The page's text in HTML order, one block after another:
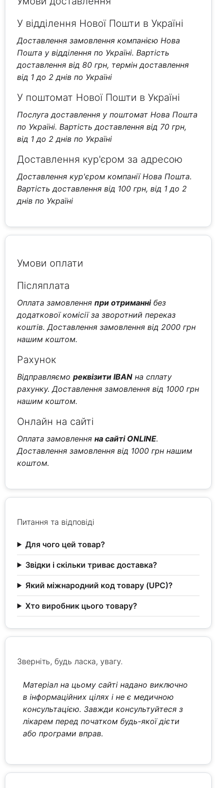
У відділення Нової Пошти в Україні
Доставлення замовлення компанією Нова
Пошта у відділення по Україні. Вартість
доставлення від 80 грн, термін доставлення
від 1 до 2 днів по Україні
У поштомат Нової Пошти в Україні
Послуга доставлення у поштомат Нова Пошта
по Україні. Вартість доставлення від 70 грн,
від 1 до 2 днів по Україні
Доставлення кур'єром за адресою
Доставлення кур'єром компанії Нова Пошта.
Вартість доставлення від 100 грн, від 1 до 2
днів по Україні
Умови оплати
Післяплата
Оплата замовленняпри отриманнібез
додаткової комісії за зворотний переказ
коштів. Доставлення замовлення від 2000 грн
нашим коштом.
Рахунок
Відправляємореквізити IBAN на сплату
рахунку. Доставлення замовлення від 1000 грн
нашим коштом.
Онлайн на сайті
Оплата замовленняна сайті ONLINE.
Доставлення замовлення від 1000 грн нашим
коштом.
Питання та відповіді
Для чого цей товар?
Звідки і скільки триває доставка?
Який міжнародний код товару (UPC)?
Хто виробник цього товару?
Зверніть, будь ласка, увагу.
Матеріал на цьому сайті надано виключно
в інформаційних цілях і не є медичною
консультацією. Завжди консультуйтеся з
лікарем перед початком будь-якої дієти
або програми вправ.